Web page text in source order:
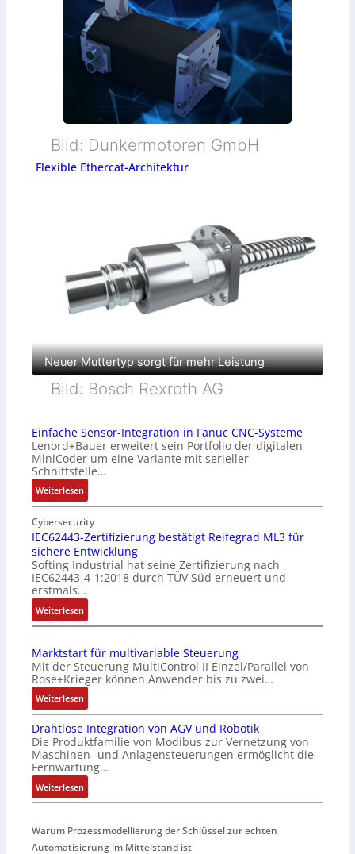
Bild: Dunkermotoren GmbH
Flexible Ethercat-Architektur
Neuer Muttertyp sorgt für mehr Leistung
Bild: Bosch Rexroth AG
Einfache Sensor-Integration in Fanuc CNC-Systeme
Lenord+Bauer erweitert sein Portfolio der digitalen
MiniCoder um eine Variante mit serieller
Schnittstelle…
Weiterlesen:
E
i
n
f
a
c
h
e
S
n
s
o
r
-
n
t
e
g
r
t
i
Cybersecurity
IEC62443-Zertifizierung bestätigt Reifegrad ML3 für
sichere Entwicklung
Softing Industrial hat seine Zertifizierung nach
IEC62443-4-1:2018 durch TÜV Süd erneuert und
erstmals…
Weiterlesen:
I
C
6
2
4
4
-
Z
e
r
t
f
i
Marktstart für multivariable Steuerung
Mit der Steuerung MultiControl II Einzel/Parallel von
Rose+Krieger können Anwender bis zu zwei…
Weiterlesen:
M
a
r
k
t
s
t
r
t
Drahtlose Integration von AGV und Robotik
Die Produktfamilie von Modibus zur Vernetzung von
Maschinen- und Anlagensteuerungen ermöglicht die
Fernwartung…
Weiterlesen:
D
a
h
Warum Prozessmodellierung der Schlüssel zur echten
Automatisierung im Mittelstand ist